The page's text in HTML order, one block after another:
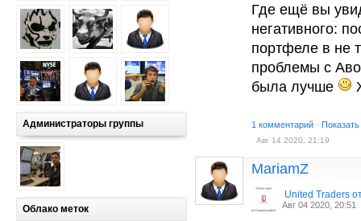
Администраторы группы
Облако меток
Где ещё вы
негативного:
портфеле в не
проблемы с
была лучше
1 комментарий ·
Авг 14 2020, 21:19
MariamZ
United Traders
Авг 04 2020, 20:51